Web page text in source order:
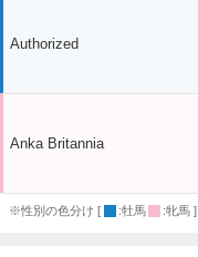
Authorized
Anka Britannia
※性別の色分け [ :牡馬 :牝馬 ]